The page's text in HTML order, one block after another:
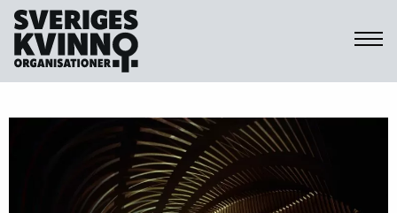
Sveriges Kvinnoorganisationer